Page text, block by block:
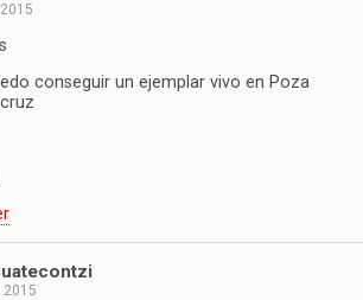
conseguir un ejemplar vivo en Poza
2015